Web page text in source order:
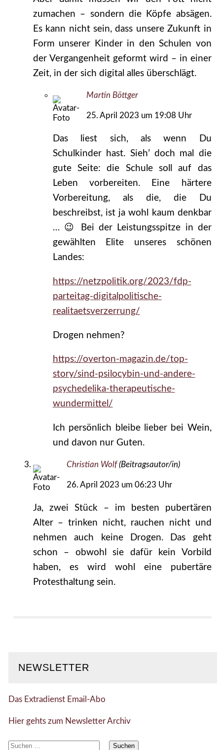
zumachen – sondern die Köpfe absägen.
Es kann nicht sein, dass unsere Zukunft in
Form unserer Kinder in den Schulen von
der Vergangenheit geformt wird – in einer
Zeit, in der sich digital alles überschlägt.
Martin Böttger
25. April 2023 um 19:08 Uhr
Das liest sich, als wenn Du
Schulkinder hast. Sieh’ doch mal die
gute Seite: die Schule soll auf das
Leben vorbereiten. Eine härtere
Vorbereitung, als die, die Du
beschreibst, ist ja wohl kaum denkbar
… 😉 Bei der Leistungsspitze in der
gewählten Elite unseres schönen
Landes:
https://netzpolitik.org/2023/fdp-
parteitag-digitalpolitische-
realitaetsverzerrung/
Drogen nehmen?
https://overton-magazin.de/top-
story/sind-psilocybin-und-andere-
psychedelika-therapeutische-
wundermittel/
Ich persönlich bleibe lieber bei Wein,
und davon nur Guten.
Christian Wolf (Beitragsautor/in)
26. April 2023 um 06:23 Uhr
Ja, zwei Stück – im besten pubertären
Alter – trinken nicht, rauchen nicht und
nehmen auch keine Drogen. Das geht
schon – obwohl sie dafür kein Vorbild
haben, es wird wohl eine pubertäre
Protesthaltung sein.
NEWSLETTER
Das Extradienst Email-Abo
Hier gehts zum Newsletter Archiv
Suchen